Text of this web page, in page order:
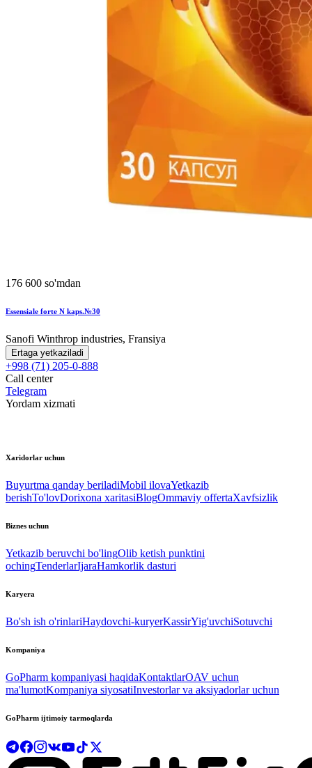
176 600 so'mdan
Essensiale forte N kaps.№30
Sanofi Winthrop industries, Fransiya
Ertaga yetkaziladi
+998 (71) 205-0-888
Call center
Telegram
Yordam xizmati
Xaridorlar uchun
Buyurtma qanday beriladiMobil ilovaYetkazib
berishTo'lovDorixona xaritasiBlogOmmaviy offertaXavfsizlik
Biznes uchun
Yetkazib beruvchi bo'lingOlib ketish punktini
ochingTenderlarIjaraHamkorlik dasturi
Karyera
Bo'sh ish o'rinlariHaydovchi-kuryerKassirYig'uvchiSotuvchi
Kompaniya
GoPharm kompaniyasi haqidaKontaktlarOAV uchun
ma'lumotKompaniya siyosatiInvestorlar va aksiyadorlar uchun
GoPharm ijtimoiy tarmoqlarda